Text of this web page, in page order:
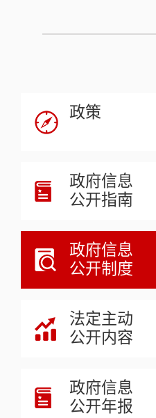
政策
政府信息
公开指南
政府信息
公开制度
法定主动
公开内容
政府信息
公开年报